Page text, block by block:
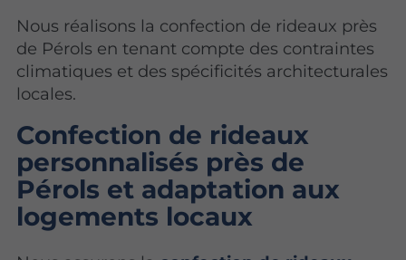
Nous réalisons la confection de rideaux près
de Pérols en tenant compte des contraintes
climatiques et des spécificités architecturales
locales.
Confection de rideaux
personnalisés près de
Pérols et adaptation aux
logements locaux